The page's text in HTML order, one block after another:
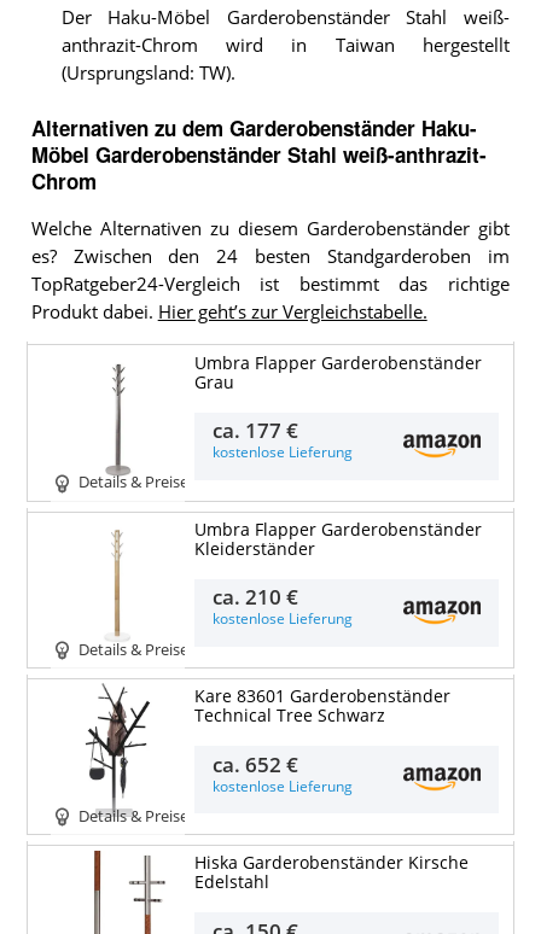
Der Haku-Möbel Garderobenständer Stahl weiß-
anthrazit-Chrom wird in Taiwan hergestellt
(Ursprungsland: TW).
Alternativen zu dem Garderobenständer Haku-
Möbel Garderobenständer Stahl weiß-anthrazit-
Chrom
Welche Alternativen zu diesem Garderobenständer gibt
es? Zwischen den 24 besten Standgarderoben im
TopRatgeber24-Vergleich ist bestimmt das richtige
Produkt dabei. Hier geht’s zur Vergleichstabelle.
Details & Preise
Umbra Flapper Garderobenständer
Grau
ca. 177 €
kostenlose Lieferung
Details & Preise
Umbra Flapper Garderobenständer
Kleiderständer
ca.210 €
kostenlose Lieferung
Details & Preise
Kare 83601 Garderobenständer
Technical Tree Schwarz
ca.652 €
kostenlose Lieferung
Hiska Garderobenständer Kirsche
Edelstahl